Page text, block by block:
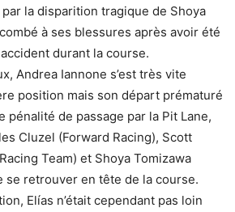
la disparition tragique de Shoya
à ses blessures après avoir été
durant la course.
Andrea Iannone s’est très vite
position mais son départ prématuré
pénalité de passage par la Pit Lane,
Cluzel (Forward Racing), Scott
Team) et Shoya Tomizawa
se retrouver en tête de la course.
Elías n’était cependant pas loin